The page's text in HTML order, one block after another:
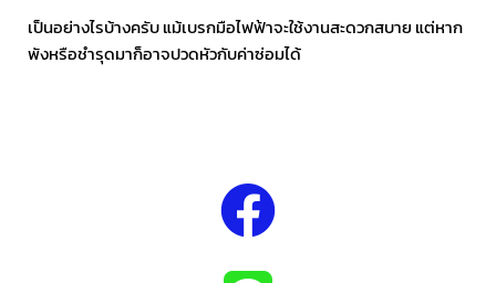
เป็นอย่างไรบ้างครับ แม้เบรกมือไฟฟ้าจะใช้งานสะดวกสบาย แต่หาก
พังหรือชำรุดมาก็อาจปวดหัวกับค่าซ่อมได้